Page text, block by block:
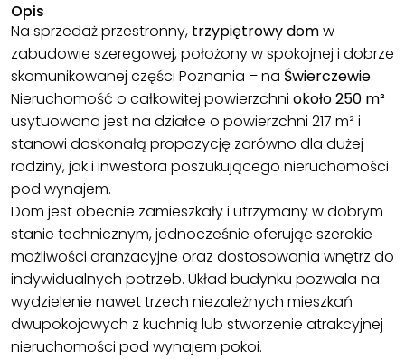
Opis
Na sprzedaż przestronny, trzypiętrowy domw
zabudowie szeregowej, położony w spokojnej i dobrze
skomunikowanej części Poznania – na Świerczewie.
Nieruchomość o całkowitej powierzchni około 250 m²
usytuowana jest na działce o powierzchni 217 m² i
stanowi doskonałą propozycję zarówno dla dużej
rodziny, jak i inwestora poszukującego nieruchomości
pod wynajem.
Dom jest obecnie zamieszkały i utrzymany w dobrym
stanie technicznym, jednocześnie oferując szerokie
możliwości aranżacyjne oraz dostosowania wnętrz do
indywidualnych potrzeb. Układ budynku pozwala na
wydzielenie nawet trzech niezależnych mieszkań
dwupokojowych z kuchnią lub stworzenie atrakcyjnej
nieruchomości pod wynajem pokoi.